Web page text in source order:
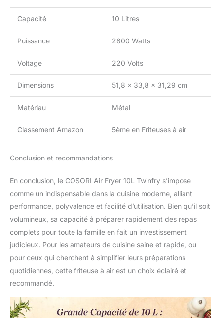
temps et être terminés
en même temps, sans
réglages
supplémentaires ni
attente, Match peut se
synchroniser la
programmation des deux
paniers à friture en un
𝐏𝐥𝐚𝐢𝐬𝐢𝐫𝐬 𝐬𝐚𝐧𝐬 𝐄𝐟𝐟𝐨𝐫𝐭 : Les
vaisselle. Tous les tiroirs
antiadhésif qui évite
aliments et facilite
grandement le nettoyage
à la main si nécessaire.
Capacité 10 Litres
Puissance 2800 Watts
Voltage 220 Volts
Dimensions 51,8 x 33,8 x 31,29 cm
Matériau Métal
Classement Amazon 5ème en Friteuses à air
Conclusion et recommandations
En conclusion, le COSORI Air Fryer 10L Twinfry s’impose
comme un indispensable dans la cuisine moderne, alliant
performance, polyvalence et facilité d’utilisation. Bien qu’il soit
volumineux, sa capacité à préparer rapidement des repas
complets pour toute la famille en fait un investissement
judicieux. Pour les amateurs de cuisine saine et rapide, ou
pour ceux qui cherchent à simplifier leurs préparations
quotidiennes, cette friteuse à air est un choix éclairé et
recommandé.